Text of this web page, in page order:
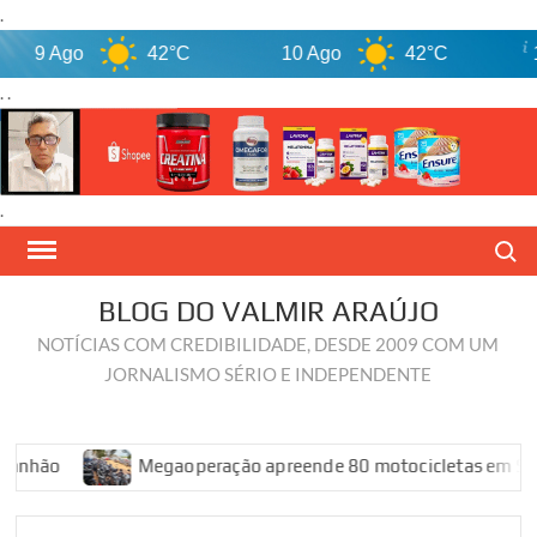
.
9 Ago 42°C 10 Ago 42°C 11
. .
.
Skip
BLOG DO VALMIR ARAÚJO
NOTÍCIAS COM CREDIBILIDADE, DESDE 2009 COM UM
JORNALISMO SÉRIO E INDEPENDENTE
Megaoperação apreende 80 motocicletas em São